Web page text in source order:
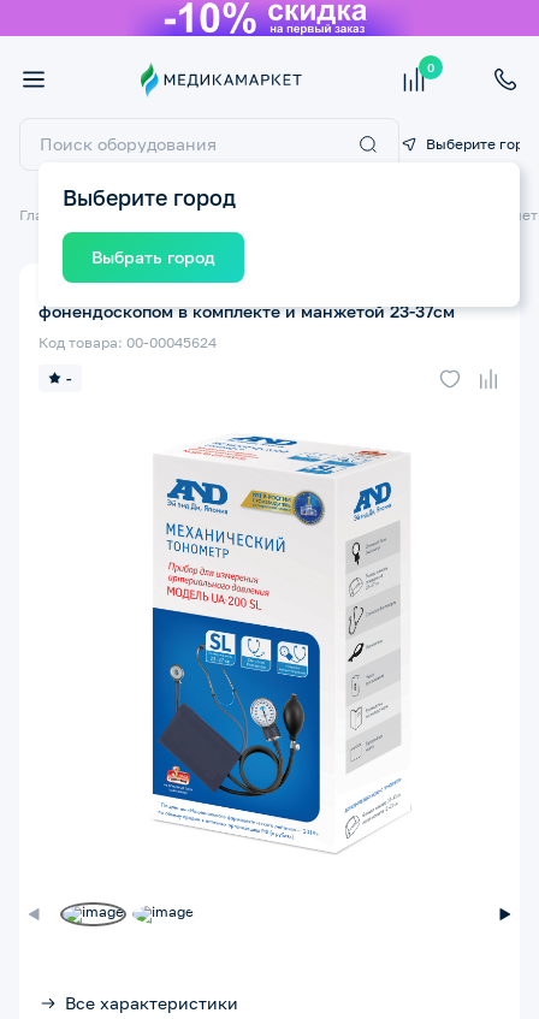
0
Выберите город
Выберите город
Выбрать город
Главная Медицинские приборы Механические
-
Код товара: 00-00045624
фонендоскопом в комплекте и манжетой 23-37см
Все характеристики